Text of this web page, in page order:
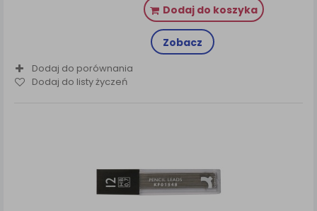
Dodaj do koszyka
Zobacz
Dodaj do porównania
Dodaj do listy życzeń